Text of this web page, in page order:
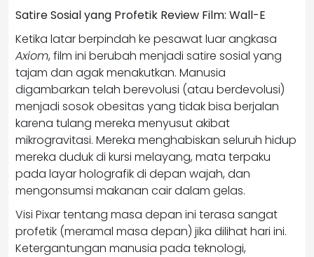
Satire Sosial yang Profetik Review Film: Wall-E
Ketika latar berpindah ke pesawat luar angkasa
Axiom, film ini berubah menjadi satire sosial yang
tajam dan agak menakutkan. Manusia
digambarkan telah berevolusi (atau berdevolusi)
menjadi sosok obesitas yang tidak bisa berjalan
karena tulang mereka menyusut akibat
mikrogravitasi. Mereka menghabiskan seluruh hidup
mereka duduk di kursi melayang, mata terpaku
pada layar holografik di depan wajah, dan
mengonsumsi makanan cair dalam gelas.
Visi Pixar tentang masa depan ini terasa sangat
profetik (meramal masa depan) jika dilihat hari ini.
Ketergantungan manusia pada teknologi,